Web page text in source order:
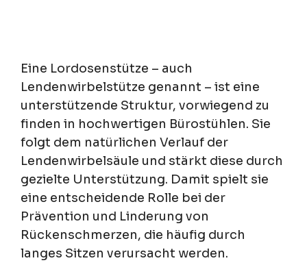
Eine Lordosenstütze – auch
Lendenwirbelstütze genannt – ist eine
unterstützende Struktur, vorwiegend zu
finden in hochwertigen Bürostühlen. Sie
folgt dem natürlichen Verlauf der
Lendenwirbelsäule und stärkt diese durch
gezielte Unterstützung. Damit spielt sie
eine entscheidende Rolle bei der
Prävention und Linderung von
Rückenschmerzen, die häufig durch
langes Sitzen verursacht werden.